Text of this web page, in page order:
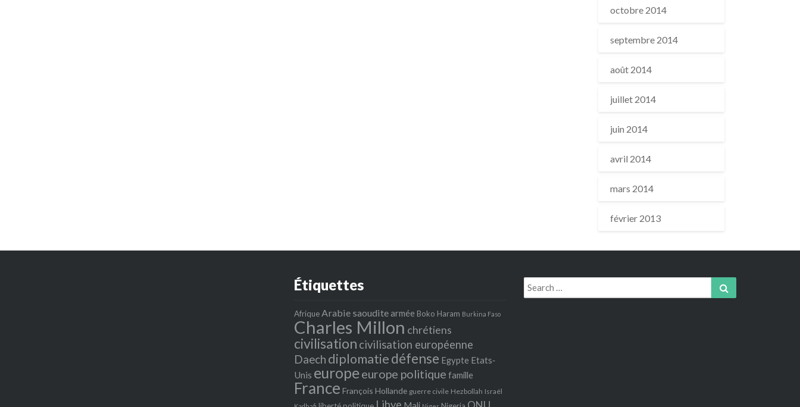
octobre 2014
septembre 2014
août 2014
juillet 2014
juin 2014
avril 2014
mars 2014
février 2013
Étiquettes
Afrique Arabie saoudite armée Boko Haram Burkina Faso
Charles Millon chrétiens
civilisation civilisation européenne
Daech diplomatiedéfense Egypte Etats‐
Unis europeeurope politique famille
France François Hollande guerre civile Hezbollah Israël
Search
for: